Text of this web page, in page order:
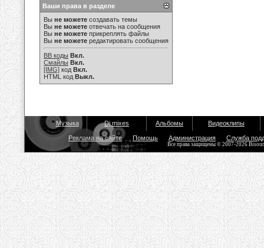
Ваши права в разделе
Вы не можете создавать темы
Вы не можете отвечать на сообщения
Вы не можете прикреплять файлы
Вы не можете редактировать сообщения
BB коды Вкл.
Смайлы Вкл.
[IMG] код Вкл.
HTML код Выкл.
Музыка Dj mixes Альбомы Видеоклипы
Реклама на сайте Помощь Администрация Служба
Все права защищены © 2007-2026